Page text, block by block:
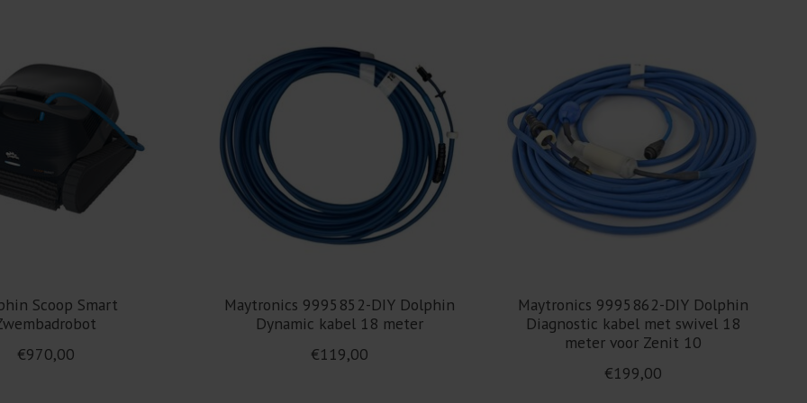
Scoop Smart
€970,00
Maytronics 9995852-DIY Dolphin
Dynamic kabel 18 meter
€119,00
Maytronics 9995862-DIY Dolphin
Diagnostic kabel met swivel 18
meter voor Zenit 10
€199,00